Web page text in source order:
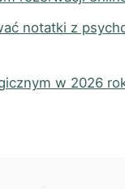
notatki z
w 2026